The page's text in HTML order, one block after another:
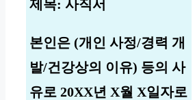
제목: 사직서
본인은 (개인 사정/경력 개
발/건강상의 이유) 등의 사
유로 20XX년 X월 X일자로